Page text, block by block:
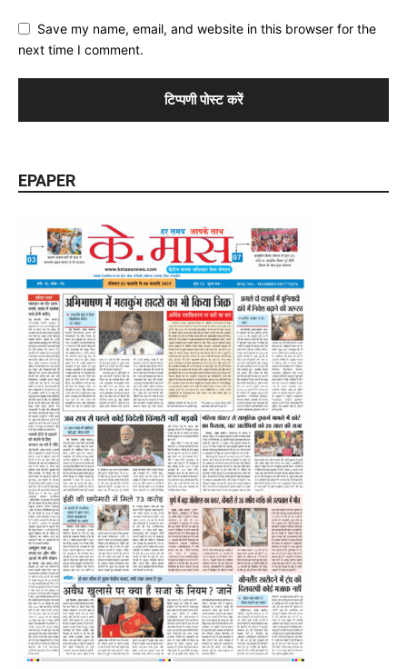
Save my name, email, and website in this browser for the
next time I comment.
EPAPER